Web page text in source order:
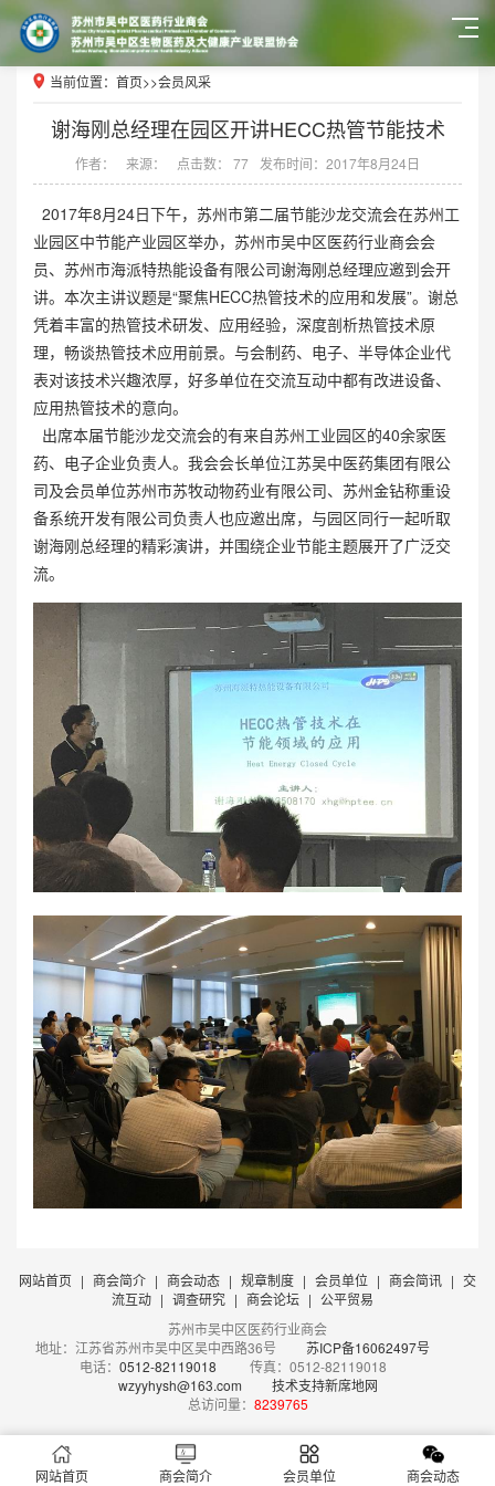
当前位置： 首页>>会员风采
谢海刚总经理在园区开讲HECC热管节能技术
作者： 来源： 点击数： 77 发布时间：2017年8月24日
2017年8月24日下午，苏州市第二届节能沙龙交流会在苏州工
业园区中节能产业园区举办，苏州市吴中区医药行业商会会
员、苏州市海派特热能设备有限公司谢海刚总经理应邀到会开
讲。本次主讲议题是“聚焦HECC热管技术的应用和发展”。谢总
凭着丰富的热管技术研发、应用经验，深度剖析热管技术原
理，畅谈热管技术应用前景。与会制药、电子、半导体企业代
表对该技术兴趣浓厚，好多单位在交流互动中都有改进设备、
应用热管技术的意向。
出席本届节能沙龙交流会的有来自苏州工业园区的40余家医
药、电子企业负责人。我会会长单位江苏吴中医药集团有限公
司及会员单位苏州市苏牧动物药业有限公司、苏州金钻称重设
备系统开发有限公司负责人也应邀出席，与园区同行一起听取
谢海刚总经理的精彩演讲，并围绕企业节能主题展开了广泛交
流。
网站首页 | 商会简介 | 商会动态 | 规章制度 | 会员单位 | 商会简讯 | 交
流互动 | 调查研究 | 商会论坛 | 公平贸易
苏州市吴中区医药行业商会
地址：江苏省苏州市吴中区吴中西路36号
苏ICP备16062497号
电话： 0512-82119018 传真：0512-82119018
wzyyhysh@163.com
技术支持新席地网
总访问量： 8239765
网站首页 商会简介 会员单位 商会动态